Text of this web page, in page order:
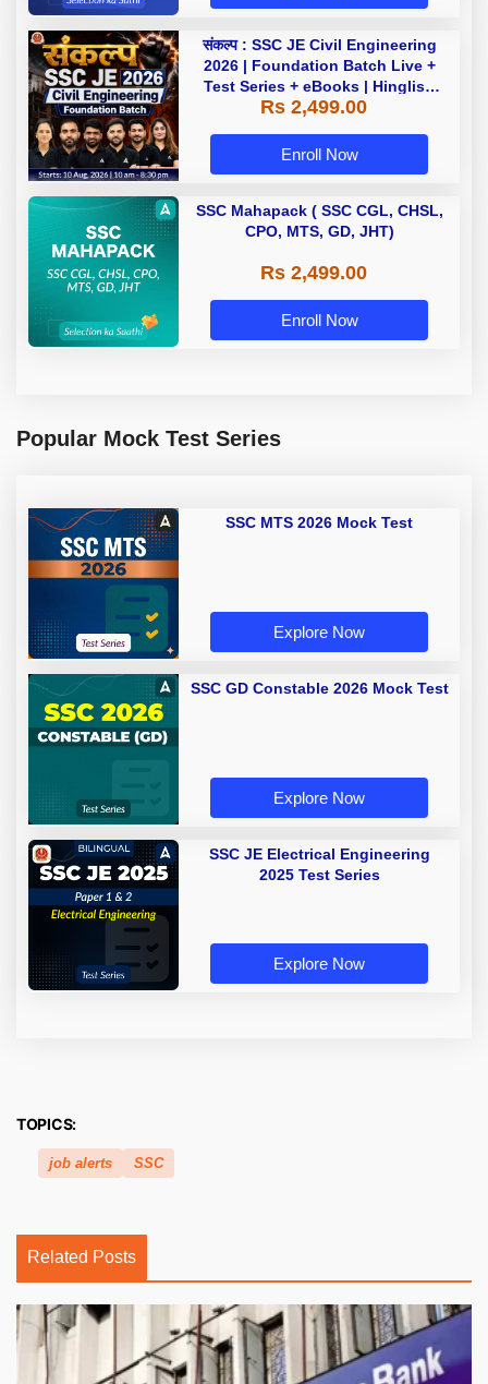
संकल्प : SSC JE Civil Engineering
2026 | Foundation Batch Live +
Test Series + eBooks | Hinglish
Online Live Classes By Adda247
Rs 2,499.00
Enroll Now
SSC Mahapack ( SSC CGL, CHSL,
CPO, MTS, GD, JHT)
Rs 2,499.00
Enroll Now
Popular Mock Test Series
SSC MTS 2026 Mock Test
Explore Now
SSC GD Constable 2026 Mock Test
Explore Now
SSC JE Electrical Engineering
2025 Test Series
Explore Now
TOPICS:
job alerts SSC
Related Posts